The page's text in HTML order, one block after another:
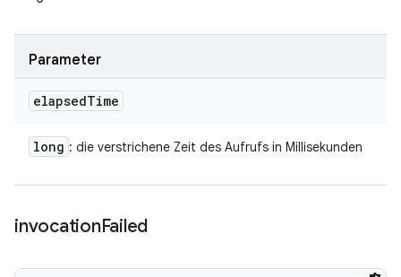
Parameter
elapsedTime
long : die verstrichene Zeit des Aufrufs in Millisekunden
invocationFailed